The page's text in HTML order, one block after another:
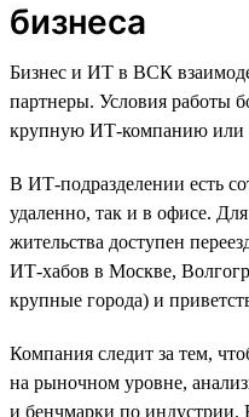
бизнеса
Бизнес и ИТ в ВСК
партнеры. Условия работы
крупную ИТ-компанию или
В ИТ-подразделении есть
удаленно, так и в офисе.
жительства доступен
ИТ-хабов в Москве,
крупные города) и
Компания следит за тем,
на рыночном уровне,
и бенчмарки по